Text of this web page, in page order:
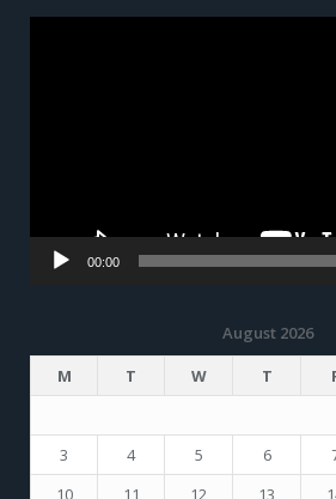
00:00
August 2026
M
T W T
3
4 5 6
10
11 12 13